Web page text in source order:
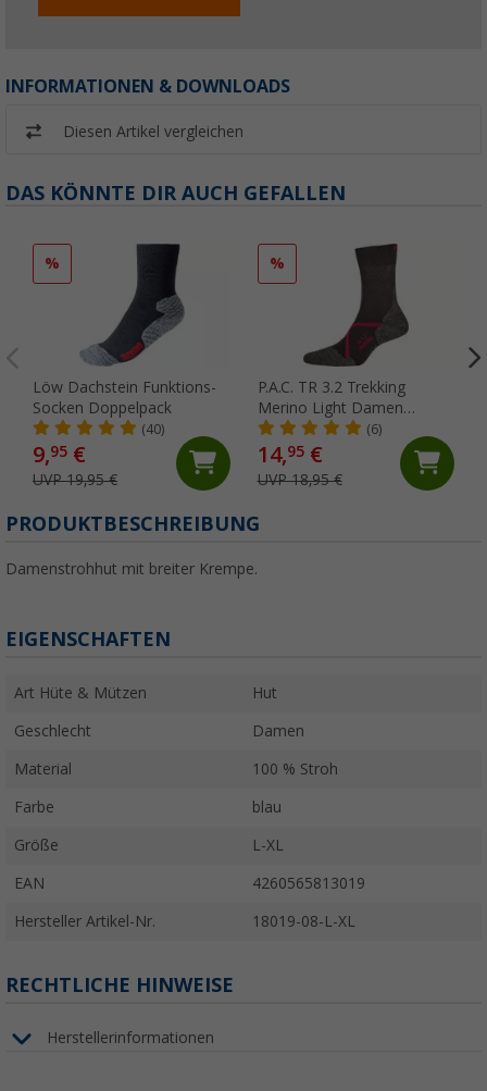
INFORMATIONEN & DOWNLOADS
Diesen Artikel vergleichen
DAS KÖNNTE DIR AUCH GEFALLEN
%
Löw Dachstein Funktions-
Socken Doppelpack
(40)
9,95 €
UVP 19,95 €
%
P.A.C. TR 3.2 Trekking
Merino Light Damen
Wandersocken (6)
14,95€
UVP 18,95 €
PRODUKTBESCHREIBUNG
Damenstrohhut mit breiter Krempe.
EIGENSCHAFTEN
Art Hüte & Mützen Hut
Geschlecht Damen
Material 100 % Stroh
Farbe blau
Größe L-XL
EAN 4260565813019
Hersteller Artikel-Nr. 18019-08-L-XL
RECHTLICHE HINWEISE
Herstellerinformationen